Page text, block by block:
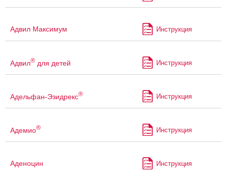
Адвил Максимум Инструкция
Адвил® для детей Инструкция
Адельфан-Эзидрекс® Инструкция
Адемио® Инструкция
Аденоцин Инструкция